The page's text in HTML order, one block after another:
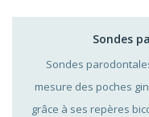
Sondes
Sondes
mesure des poches
grâce à ses repères